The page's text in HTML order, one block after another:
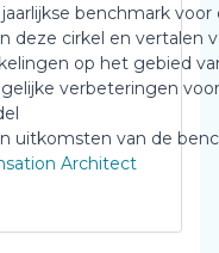
benchmark voor
deze cirkel en vertalen
op het gebied
verbeteringen
uitkomsten van de
Architect